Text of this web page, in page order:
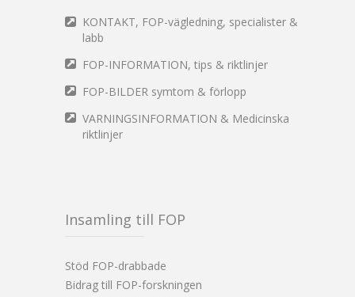
KONTAKT, FOP-vägledning, specialister &
labb
FOP-INFORMATION, tips & riktlinjer
FOP-BILDER symtom & förlopp
VARNINGSINFORMATION & Medicinska
riktlinjer
Insamling till FOP
Stöd FOP-drabbade
Bidrag till FOP-forskningen